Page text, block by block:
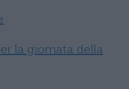
la giornata della